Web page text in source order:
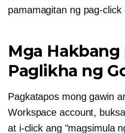
pamamagitan ng pag-click
Mga Hakbang
Paglikha ng
Pagkatapos mong gawin
Workspace account,
at i-click ang "magsimula